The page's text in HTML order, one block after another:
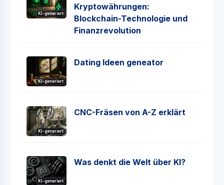
KI-generiert
Kryptowährungen:
Blockchain-Technologie und
Finanzrevolution
KI-generiert
Dating Ideen geneator
KI-generiert
CNC-Fräsen von A-Z erklärt
KI-generiert
Was denkt die Welt über KI?